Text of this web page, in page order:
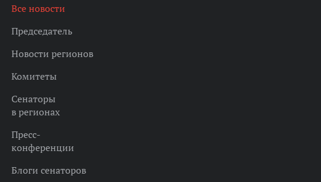
Все новости
Председатель
Новости регионов
Комитеты
Сенаторы
в регионах
Пресс-
конференции
Блоги сенаторов